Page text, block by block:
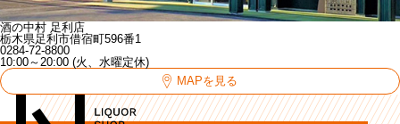
酒の中村 足利店
栃木県足利市借宿町596番1
0284-72-8800
10:00～20:00 (火、水曜定休)
MAPを見る